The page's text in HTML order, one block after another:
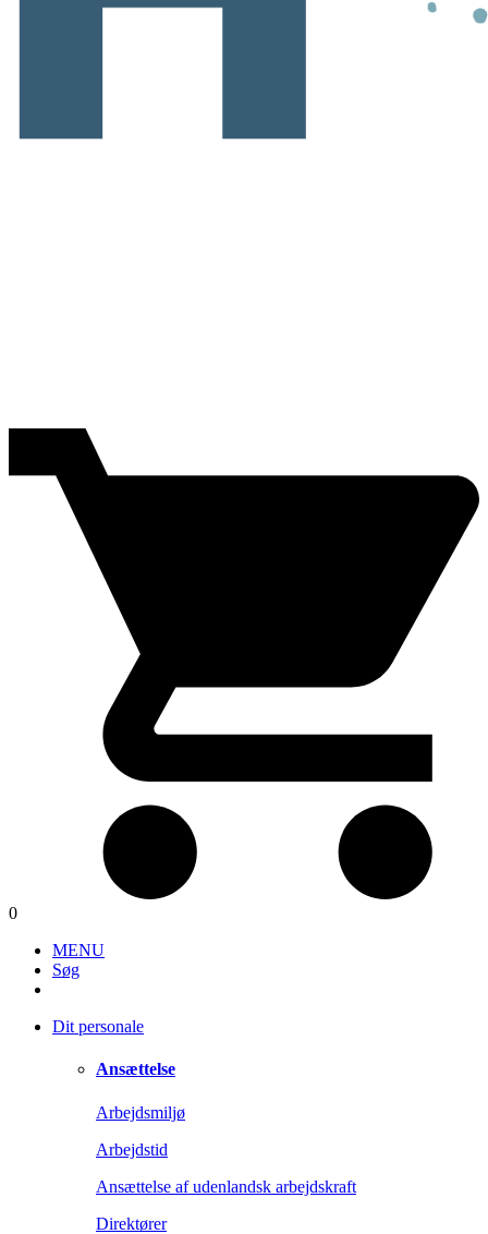
0
MENU
Søg
Dit personale
Ansættelse
Arbejdsmiljø
Arbejdstid
Ansættelse af udenlandsk arbejdskraft
Direktører